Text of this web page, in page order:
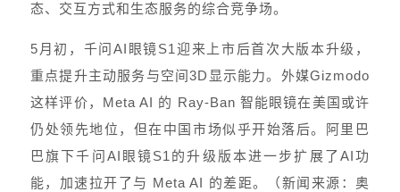
态、交互方式和生态服务的综合竞争场。
5月初，千问AI眼镜S1迎来上市后首次大版本升级，
重点提升主动服务与空间3D显示能力。外媒Gizmodo
这样评价，Meta AI 的 Ray-Ban 智能眼镜在美国或许
仍处领先地位，但在中国市场似乎开始落后。阿里巴
巴旗下千问AI眼镜S1的升级版本进一步扩展了AI功
能，加速拉开了与 Meta AI 的差距。（新闻来源：奥